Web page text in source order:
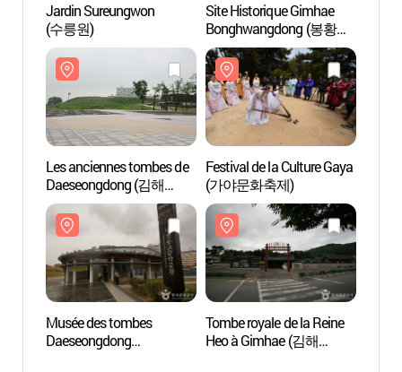
Jardin Sureungwon
(수릉원)
Site Historique Gimhae
Bonghwangdong (봉황동
유적)
Les anciennes tombes de
Daeseongdong (김해
대성동 고분군)
Festival de la Culture Gaya
(가야문화축제)
Musée des tombes
Daeseongdong
Tombe royale de la Reine
Heo à Gimhae (김해